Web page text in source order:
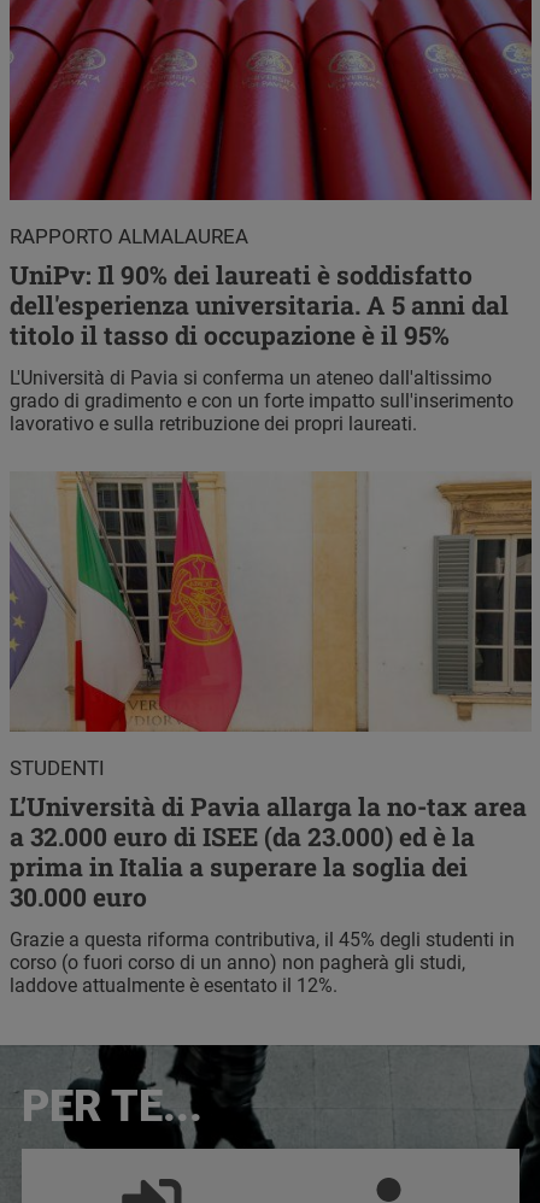
RAPPORTO ALMALAUREA
UniPv: Il 90% dei laureati è soddisfatto
dell'esperienza universitaria. A 5 anni dal
titolo il tasso di occupazione è il 95%
L'Università di Pavia si conferma un ateneo dall'altissimo
grado di gradimento e con un forte impatto sull'inserimento
lavorativo e sulla retribuzione dei propri laureati.
Immagine
STUDENTI
L’Università di Pavia allarga la no-tax area
a 32.000 euro di ISEE (da 23.000) ed è la
prima in Italia a superare la soglia dei
30.000 euro
Grazie a questa riforma contributiva, il 45% degli studenti in
corso (o fuori corso di un anno) non pagherà gli studi,
laddove attualmente è esentato il 12%.
Immagine
PER TE...
Naviga le aree tematiche